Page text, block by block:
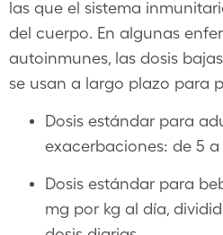
las que el sistema
del cuerpo. En algunas
autoinmunes, las dosis
se usan a largo plazo para
Dosis estándar para
exacerbaciones: de 5
Dosis estándar para
mg por kg al día,